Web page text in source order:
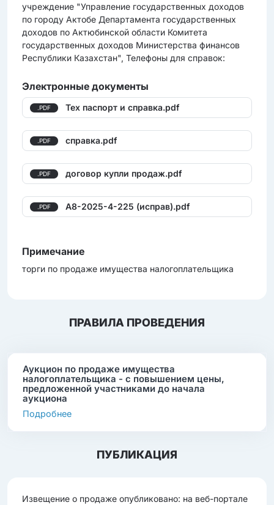
учреждение "Управление государственных доходов
по городу Актобе Департамента государственных
доходов по Актюбинской области Комитета
государственных доходов Министерства финансов
Республики Казахстан", Телефоны для справок:
Электронные документы
.PDF Тех паспорт и справка.pdf
.PDF справка.pdf
.PDF договор купли продаж.pdf
.PDF А8-2025-4-225 (исправ).pdf
Примечание
торги по продаже имущества налогоплательщика
ПРАВИЛА ПРОВЕДЕНИЯ
Аукцион по продаже имущества
налогоплательщика - с повышением цены,
предложенной участниками до начала
аукциона
Подробнее
ПУБЛИКАЦИЯ
Извещение о продаже опубликовано: на веб-портале